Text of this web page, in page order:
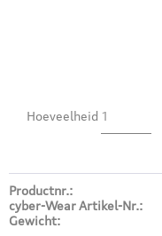
Hoeveelheid
Productnr.:
cyber-Wear Artikel-Nr.:
Gewicht: